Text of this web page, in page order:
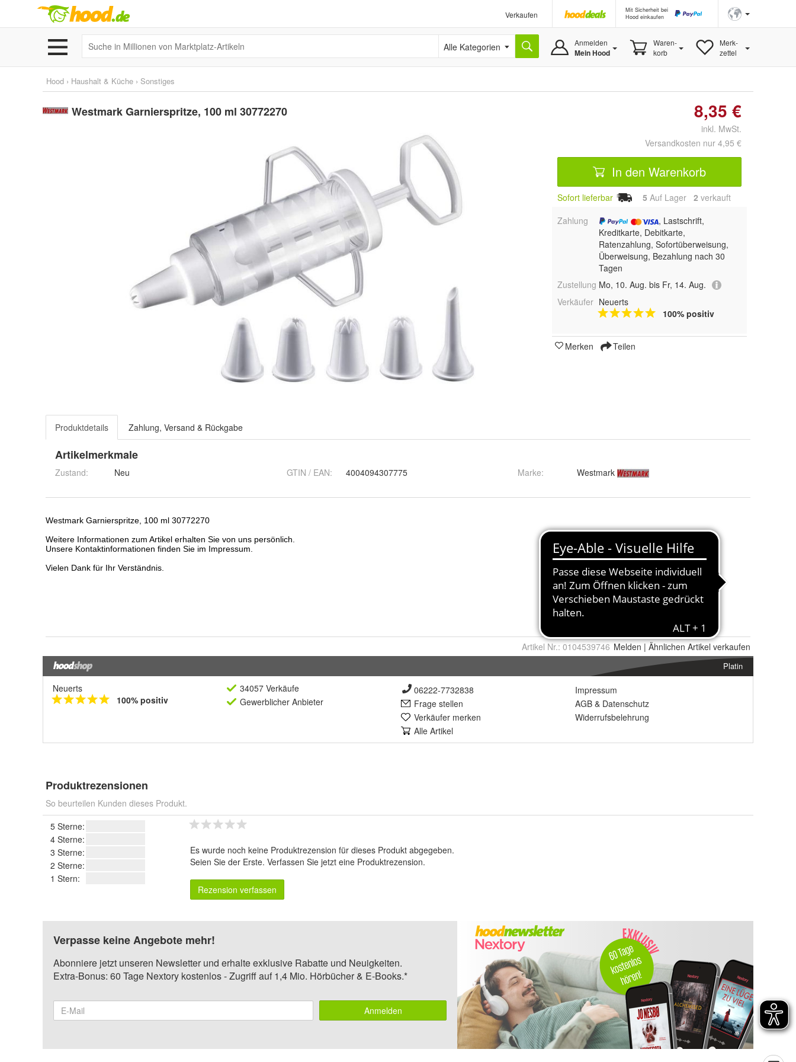
Verkaufen
Mit Sicherheit bei
Hood einkaufen
Alle Kategorien Anmelden
Mein Hood
Waren-
korb
Merk-
zettel
Hood › Haushalt & Küche › Sonstiges
Westmark Garnierspritze, 100 ml 30772270 8,35 €
inkl. MwSt.
Versandkosten nur 4,95 €
In den Warenkorb
Sofort lieferbar 5 Auf Lager 2 verkauft
Zahlung
, Lastschrift,
Kreditkarte, Debitkarte,
Ratenzahlung, Sofortüberweisung,
Überweisung, Bezahlung nach 30
Tagen
Zustellung Mo, 10. Aug. bis Fr, 14. Aug.
Verkäufer Neuerts
100% positiv
Merken Teilen
Produktdetails Zahlung, Versand & Rückgabe
Artikelmerkmale
Zustand: Neu GTIN / EAN: 4004094307775 Marke: Westmark
Artikel Nr.: 0104539746 Melden | Ähnlichen Artikel verkaufen
Platin
Neuerts
100% positiv
34057 Verkäufe
Gewerblicher Anbieter
06222-7732838
Frage stellen
Verkäufer merken
Alle Artikel
Impressum
AGB & Datenschutz
Widerrufsbelehrung
Produktrezensionen
So beurteilen Kunden dieses Produkt.
5 Sterne:
4 Sterne:
3 Sterne:
2 Sterne:
1 Stern:
Es wurde noch keine Produktrezension für dieses Produkt abgegeben.
Seien Sie der Erste. Verfassen Sie jetzt eine Produktrezension.
Rezension verfassen
Verpasse keine Angebote mehr!
Abonniere jetzt unseren Newsletter und erhalte exklusive Rabatte und Neuigkeiten.
Extra-Bonus: 60 Tage Nextory kostenlos - Zugriff auf 1,4 Mio. Hörbücher & E-Books.*
Anmelden